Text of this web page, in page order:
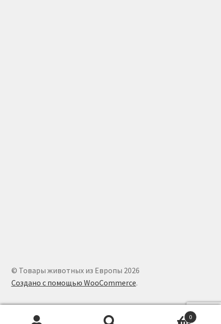
© Товары животных из Европы 2026
Создано с помощью WooCommerce.
0